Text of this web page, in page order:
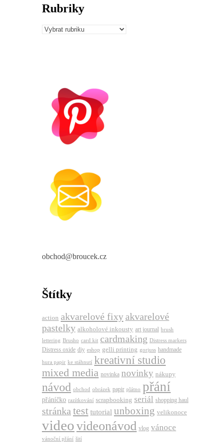
Rubriky
Rubriky
obchod@broucek.cz
Štítky
action akvarelové fixyakvarelové
pastelky alkoholové inkousty art journal brush
lettering Brusho card kit cardmaking Distress markers
Distress oxide diy eshop gelli printing gorjuss handmade
hura papir ke stáhnutí kreativní studio
mixed media novinka novinky nákupy
návod obchod obrázek papir plátno přání
přáníčko razítkování scrapbooking seriál shopping haul
stránka test tutorial unboxing velikonoce
videovideonávod vlog vánoce
vánoční přání šití